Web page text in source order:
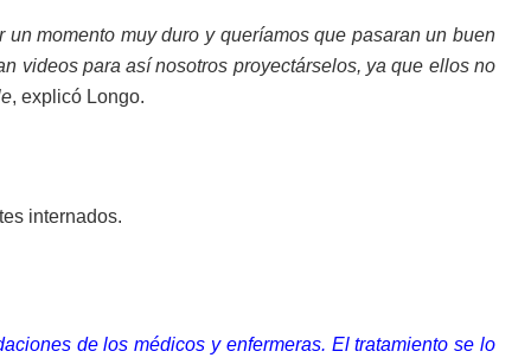
momento muy duro y queríamos que pasaran un buen
videos para así nosotros proyectárselos, ya que ellos no
, explicó Longo.
internados.
de los médicos y enfermeras. El tratamiento se lo